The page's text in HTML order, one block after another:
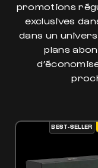
promotions
exclusives
dans un
plans
BEST-SELLER